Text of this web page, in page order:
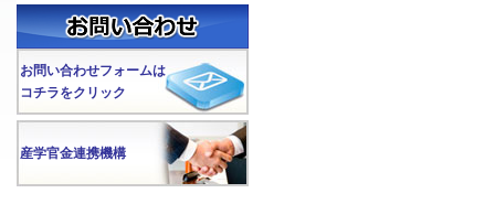
お問い合わせフォームは
コチラをクリック
産学官金連携機構